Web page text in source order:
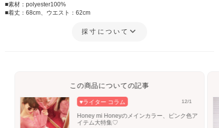
■素材：polyester100%
■着丈：68cm、ウエスト：62cm
採寸について
この商品についての記事
♥ライター コラム 12/1
Honey mi Honeyのメインカラー、ピンク色ア
イテム大特集♡